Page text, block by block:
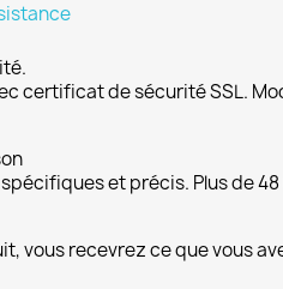
certificat de sécurité SSL.
et précis. Plus de
vous recevrez ce que vous